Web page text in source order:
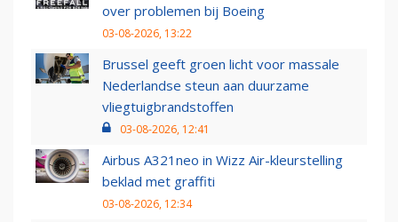
over problemen bij Boeing
03-08-2026, 13:22
Brussel geeft groen licht voor massale
Nederlandse steun aan duurzame
vliegtuigbrandstoffen
03-08-2026, 12:41
Airbus A321neo in Wizz Air-kleurstelling
beklad met graffiti
03-08-2026, 12:34